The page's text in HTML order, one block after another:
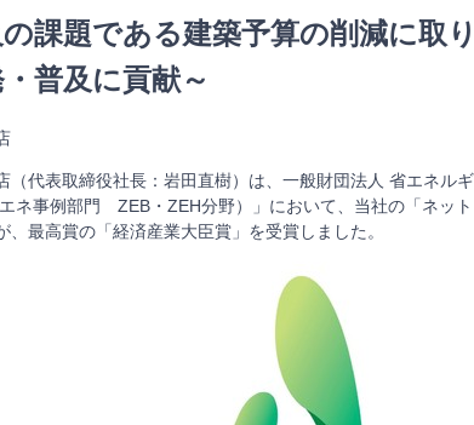
の課題である建築予算の削減に取
普及に貢献～
（代表取締役社長：岩田直樹）は、一般財団法人 省エネル
ネ事例部門 ZEB・ZEH分野）」において、当社の「ネッ
、最高賞の「経済産業大臣賞」を受賞しました。